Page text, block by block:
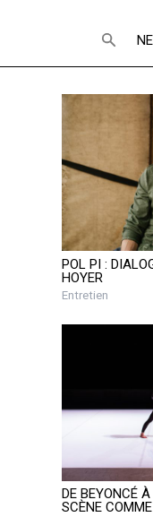
POL PI :
HOYER
Entretien
DE BEYONCÉ
SCÈNE